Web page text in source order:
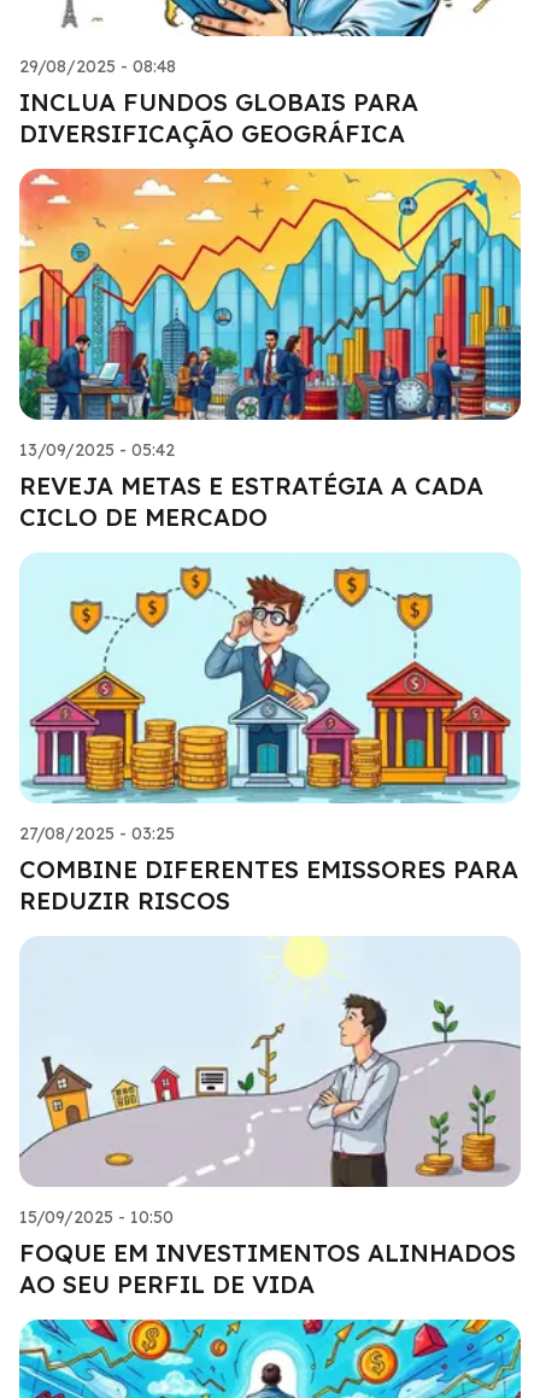
29/08/2025 - 08:48
INCLUA FUNDOS GLOBAIS PARA
DIVERSIFICAÇÃO GEOGRÁFICA
13/09/2025 - 05:42
REVEJA METAS E ESTRATÉGIA A CADA
CICLO DE MERCADO
27/08/2025 - 03:25
COMBINE DIFERENTES EMISSORES PARA
REDUZIR RISCOS
15/09/2025 - 10:50
FOQUE EM INVESTIMENTOS ALINHADOS
AO SEU PERFIL DE VIDA